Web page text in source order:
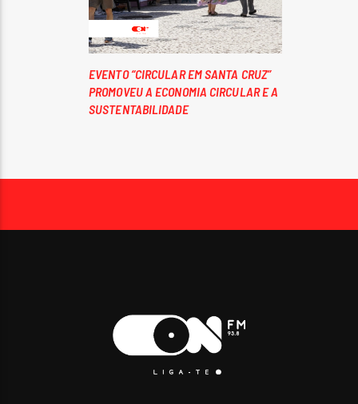
EVENTO “CIRCULAR EM SANTA CRUZ”
PROMOVEU A ECONOMIA CIRCULAR E A
SUSTENTABILIDADE